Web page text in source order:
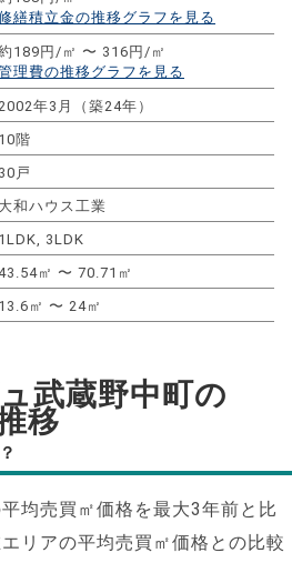
繕積立金の推移グラフを見る
189円/㎡ 〜 316円/㎡
理費の推移グラフを見る
年3月（築24年）
10階
30戸
大和ハウス工業
1LDK, 3LDK
㎡ 〜 70.71㎡
13.6㎡ 〜 24㎡
武蔵野中町の
移
均売買㎡価格を最大3年前と比
リアの平均売買㎡価格との比較